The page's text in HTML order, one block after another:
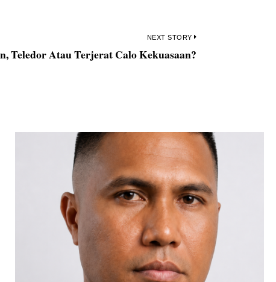
NEXT STORY
Teledor Atau Terjerat Calo Kekuasaan?